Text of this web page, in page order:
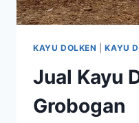
KAYU DOLKEN |KAYU
Jual Kayu
Grobogan